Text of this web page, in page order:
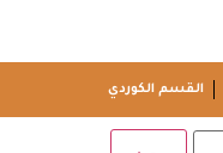
القسم الكوردي